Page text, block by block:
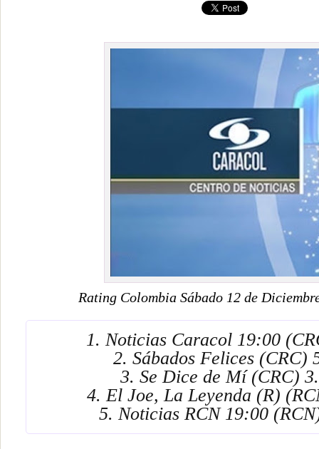
Rating Colombia Sábado 12 de
1. Noticias Caracol 19:00
2. Sábados Felices (CRC)
3. Se Dice de Mí (CRC)
4. El Joe, La Leyenda (R)
5. Noticias RCN 19:00